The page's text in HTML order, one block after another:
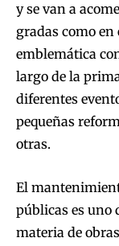
y se van a
gradas como en
emblemática
largo de la
diferentes
pequeñas
otras.
El
públicas es uno
materia de